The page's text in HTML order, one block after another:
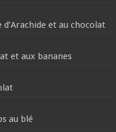
et au chocolat
et aux bananes
au blé